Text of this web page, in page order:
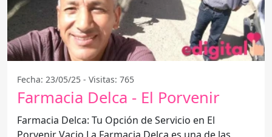
Fecha: 23/05/25 - Visitas: 765
Farmacia Delca - El Porvenir
Farmacia Delca: Tu Opción de Servicio en El
Porvenir Vacio La Farmacia Delca es una de las